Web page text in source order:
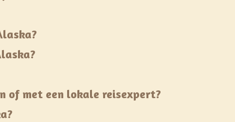
of met een lokale reisexpert?